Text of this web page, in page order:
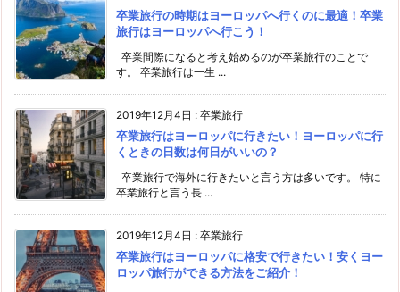
卒業旅行の時期はヨーロッパへ行くのに最適！卒業
旅行はヨーロッパへ行こう！
卒業間際になると考え始めるのが卒業旅行のことで
す。 卒業旅行は一生 ...
2019年12月4日 : 卒業旅行
卒業旅行はヨーロッパに行きたい！ヨーロッパに行
くときの日数は何日がいいの？
卒業旅行で海外に行きたいと言う方は多いです。 特に
卒業旅行と言う長 ...
2019年12月4日 : 卒業旅行
卒業旅行はヨーロッパに格安で行きたい！安くヨー
ロッパ旅行ができる方法をご紹介！